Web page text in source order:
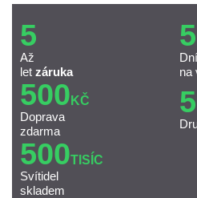
5
Až
let záruka
Dní
na
500 KČ
Doprava
zdarma
500TISÍC
Svítidel
skladem